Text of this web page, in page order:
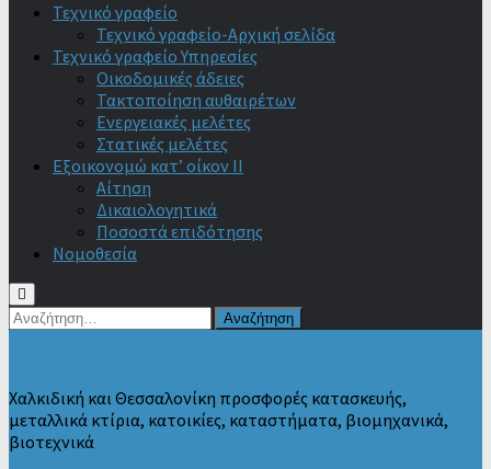
Τεχνικό γραφείο
Τεχνικό γραφείο-Αρχική σελίδα
Τεχνικό γραφείο Υπηρεσίες
Οικοδομικές άδειες
Τακτοποίηση αυθαιρέτων
Ενεργειακές μελέτες
Στατικές μελέτες
Εξοικονομώ κατ’ οίκον II
Αίτηση
Δικαιολογητικά
Ποσοστά επιδότησης
Νομοθεσία
Αναζήτηση
Χαλκιδική και Θεσσαλονίκη προσφορές κατασκευής,
μεταλλικά κτίρια, κατοικίες, καταστήματα, βιομηχανικά,
βιοτεχνικά